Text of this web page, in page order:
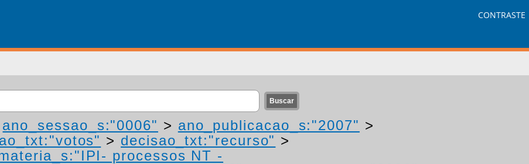
CONTRASTE
ano_sessao_s:"0006" > ano_publicacao_s:"2007" >
> decisao_txt:"recurso" >
processos NT -